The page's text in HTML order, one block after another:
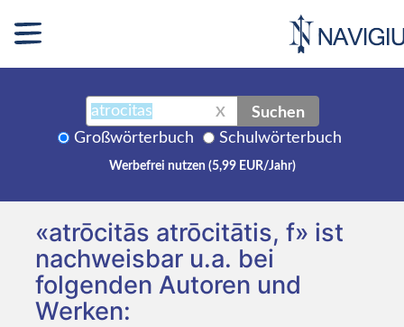
X Suchen
Großwörterbuch Schulwörterbuch
Werbefrei nutzen (5,99 EUR/Jahr)
«atrōcitās atrōcitātis, f» ist
nachweisbar u.a. bei
folgenden Autoren und
Werken: